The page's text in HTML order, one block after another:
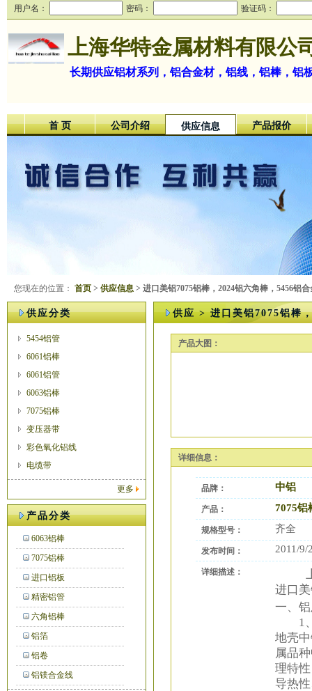
用户名： 密码： 验证码：
上海华特金属材料有限公
长期供应铝材系列，铝合金材，铝线，铝棒，铝
首 页 公司介绍 供应信息 产品报价
您现在的位置： 首页 > 供应信息 > 进口美铝7075铝棒，2024铝六角棒，5456铝
供应分类
5454铝管
6061铝棒
6061铝管
6063铝棒
7075铝棒
变压器带
彩色氧化铝线
电缆带
更多
产品分类
6063铝棒
7075铝棒
进口铝板
精密铝管
六角铝棒
铝箔
铝卷
铝镁合金线
供应 > 进口美铝7075铝棒
产品大图：
详细信息：
品牌： 中铝
产品： 7075铝
规格型号： 齐全
发布时间： 2011/9/
详细描述：
上海
进口
一、
1、
地壳
属品
理特
导热